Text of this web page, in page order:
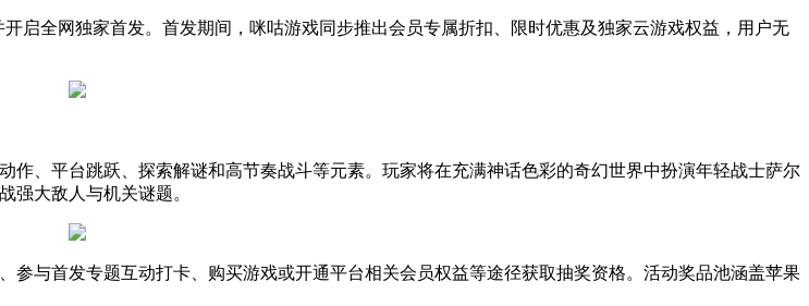
启全网独家首发。首发期间，咪咕游戏同步推出会员专属折扣、限时优惠及独家云游戏权益，用户无
作、平台跳跃、探索解谜和高节奏战斗等元素。玩家将在充满神话色彩的奇幻世界中扮演年轻战士萨尔
强大敌人与机关谜题。
与首发专题互动打卡、购买游戏或开通平台相关会员权益等途径获取抽奖资格。活动奖品池涵盖苹果